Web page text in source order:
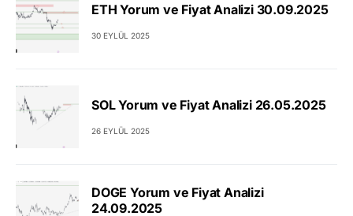
ETH Yorum ve Fiyat Analizi 30.09.2025
30 EYLÜL 2025
SOL Yorum ve Fiyat Analizi 26.05.2025
26 EYLÜL 2025
DOGE Yorum ve Fiyat Analizi
24.09.2025